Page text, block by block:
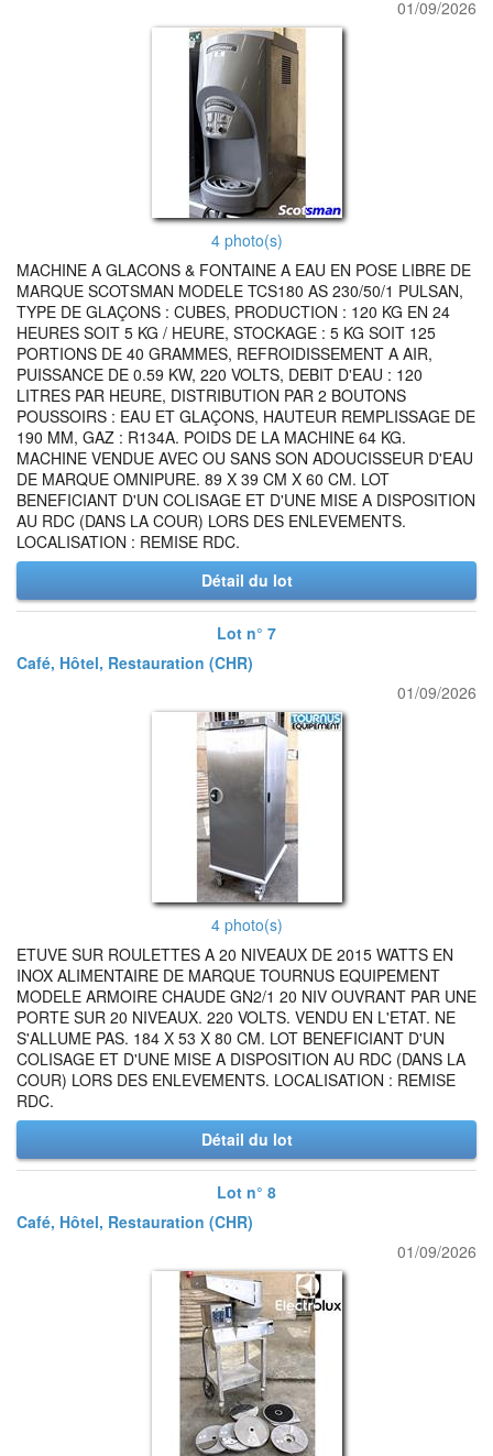
01/09/2026
4 photo(s)
MACHINE A GLACONS & FONTAINE A EAU EN POSE LIBRE DE
MARQUE SCOTSMAN MODELE TCS180 AS 230/50/1 PULSAN,
TYPE DE GLAÇONS : CUBES, PRODUCTION : 120 KG EN 24
HEURES SOIT 5 KG / HEURE, STOCKAGE : 5 KG SOIT 125
PORTIONS DE 40 GRAMMES, REFROIDISSEMENT A AIR,
PUISSANCE DE 0.59 KW, 220 VOLTS, DEBIT D'EAU : 120
LITRES PAR HEURE, DISTRIBUTION PAR 2 BOUTONS
POUSSOIRS : EAU ET GLAÇONS, HAUTEUR REMPLISSAGE DE
190 MM, GAZ : R134A. POIDS DE LA MACHINE 64 KG.
MACHINE VENDUE AVEC OU SANS SON ADOUCISSEUR D'EAU
DE MARQUE OMNIPURE. 89 X 39 CM X 60 CM. LOT
BENEFICIANT D'UN COLISAGE ET D'UNE MISE A DISPOSITION
AU RDC (DANS LA COUR) LORS DES ENLEVEMENTS.
LOCALISATION : REMISE RDC.
Détail du lot
Lot n° 7
Café, Hôtel, Restauration (CHR)
01/09/2026
4 photo(s)
ETUVE SUR ROULETTES A 20 NIVEAUX DE 2015 WATTS EN
INOX ALIMENTAIRE DE MARQUE TOURNUS EQUIPEMENT
MODELE ARMOIRE CHAUDE GN2/1 20 NIV OUVRANT PAR UNE
PORTE SUR 20 NIVEAUX. 220 VOLTS. VENDU EN L'ETAT. NE
S'ALLUME PAS. 184 X 53 X 80 CM. LOT BENEFICIANT D'UN
COLISAGE ET D'UNE MISE A DISPOSITION AU RDC (DANS LA
COUR) LORS DES ENLEVEMENTS. LOCALISATION : REMISE
RDC.
Détail du lot
Lot n° 8
Café, Hôtel, Restauration (CHR)
01/09/2026